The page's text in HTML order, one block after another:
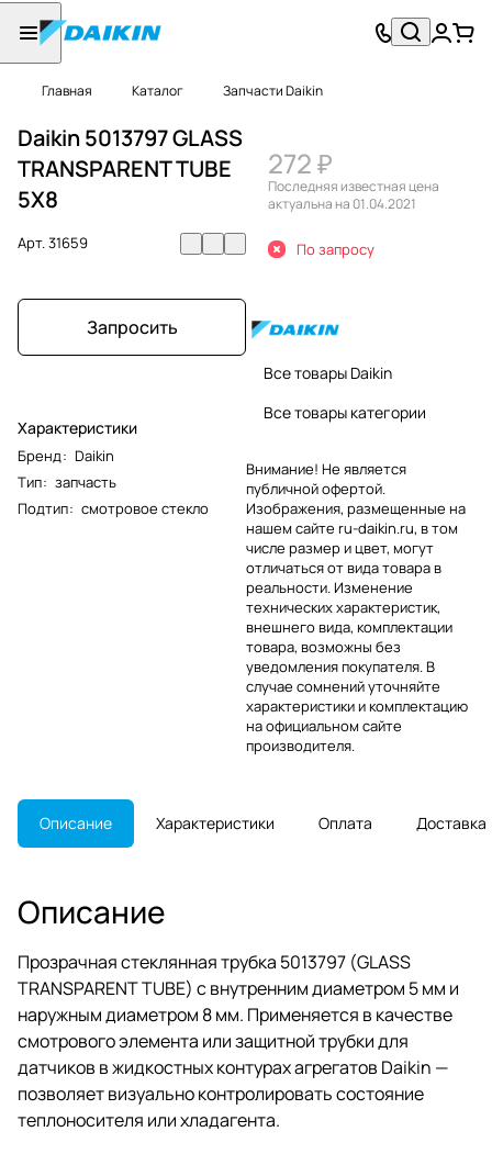
Главная Каталог Запчасти Daikin
Daikin 5013797 GLASS
TRANSPARENT TUBE
5X8
Арт.31659
Запросить
Характеристики
Бренд: Daikin
Тип: запчасть
Подтип: смотровое стекло
272 ₽
Последняя известная цена
актуальна на 01.04.2021
По запросу
Все товары Daikin
Все товары категории
Внимание! Не является
публичной офертой.
Изображения, размещенные на
нашем сайте ru-daikin.ru, в том
числе размер и цвет, могут
отличаться от вида товара в
реальности. Изменение
технических характеристик,
внешнего вида, комплектации
товара, возможны без
уведомления покупателя. В
случае сомнений уточняйте
характеристики и комплектацию
на официальном сайте
производителя.
Описание Характеристики Оплата Доставка
Описание
Прозрачная стеклянная трубка 5013797 (GLASS
TRANSPARENT TUBE) с внутренним диаметром 5 мм и
наружным диаметром 8 мм. Применяется в качестве
смотрового элемента или защитной трубки для
датчиков в жидкостных контурах агрегатов Daikin —
позволяет визуально контролировать состояние
теплоносителя или хладагента.